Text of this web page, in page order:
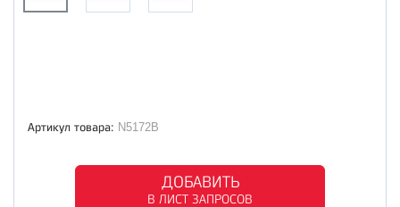
Артикул товара: N5172B
ДОБАВИТЬ
В ЛИСТ ЗАПРОСОВ